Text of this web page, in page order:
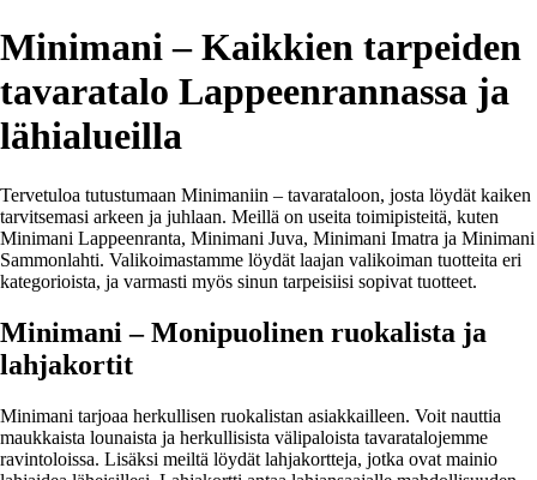
Minimani – Kaikkien tarpeiden
tavaratalo Lappeenrannassa ja
lähialueilla
Tervetuloa tutustumaan Minimaniin – tavarataloon, josta löydät kaiken
tarvitsemasi arkeen ja juhlaan. Meillä on useita toimipisteitä, kuten
Minimani Lappeenranta, Minimani Juva, Minimani Imatra ja Minimani
Sammonlahti. Valikoimastamme löydät laajan valikoiman tuotteita eri
kategorioista, ja varmasti myös sinun tarpeisiisi sopivat tuotteet.
Minimani – Monipuolinen ruokalista ja
lahjakortit
Minimani tarjoaa herkullisen ruokalistan asiakkailleen. Voit nauttia
maukkaista lounaista ja herkullisista välipaloista tavaratalojemme
ravintoloissa. Lisäksi meiltä löydät lahjakortteja, jotka ovat mainio